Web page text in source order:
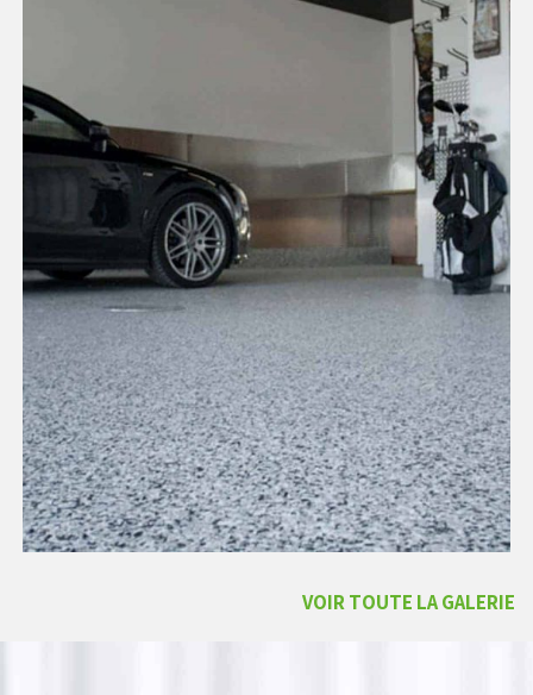
VOIR TOUTE LA GALERIE